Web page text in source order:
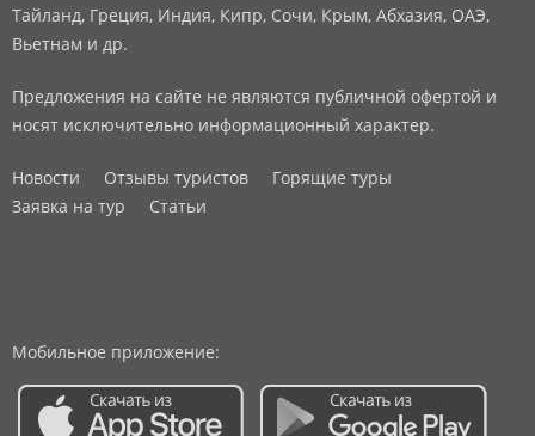
Тайланд, Греция, Индия, Кипр, Сочи, Крым, Абхазия, ОАЭ,
Вьетнам и др.
Предложения на сайте не являются публичной офертой и
носят исключительно информационный характер.
Новости Отзывы туристов
Горящие туры
Заявка на тур
Статьи
Мобильное приложение: